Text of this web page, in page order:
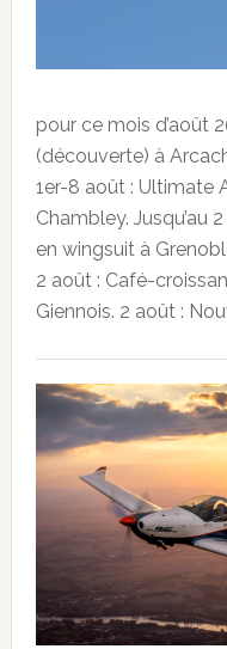
pour ce mois d’août
(découverte) à
1er-8 août : Ultimate
Chambley. Jusqu’au
en wingsuit à
2 août : Café-
Giennois. 2 août :